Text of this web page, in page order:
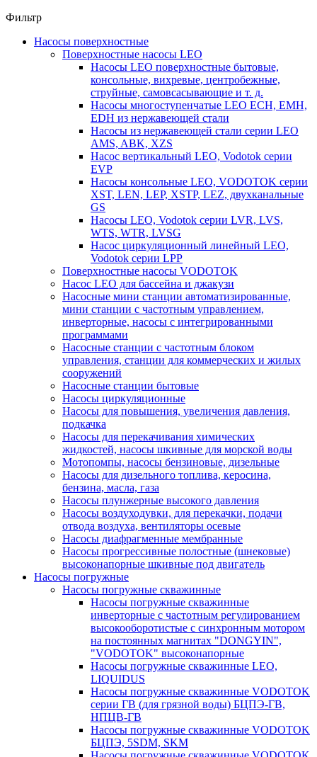
Фильтр
Насосы поверхностные
Поверхностные насосы LEO
Насосы LEO поверхностные бытовые,
консольные, вихревые, центробежные,
струйные, самовсасывающие и т. д.
Насосы многоступенчатые LEO ECH, EMH,
EDH из нержавеющей стали
Насосы из нержавеющей стали серии LEO
AMS, ABK, XZS
Насос вертикальный LEO, Vodotok серии
EVP
Насосы консольные LEO, VODOTOK серии
XST, LEN, LEP, XSTP, LEZ, двухканальные
GS
Насосы LEO, Vodotok серии LVR, LVS,
WTS, WTR, LVSG
Насос циркуляционный линейный LEO,
Vodotok серии LPP
Поверхностные насосы VODOTOK
Насос LEO для бассейна и джакузи
Насосные мини станции автоматизированные,
мини станции с частотным управлением,
инверторные, насосы с интегрированными
программами
Насосные станции с частотным блоком
управления, станции для коммерческих и жилых
сооружений
Насосные станции бытовые
Насосы циркуляционные
Насосы для повышения, увеличения давления,
подкачка
Насосы для перекачивания химических
жидкостей, насосы шкивные для морской воды
Мотопомпы, насосы бензиновые, дизельные
Насосы для дизельного топлива, керосина,
бензина, масла, газа
Насосы плунжерные высокого давления
Насосы воздуходувки, для перекачки, подачи
отвода воздуха, вентиляторы осевые
Насосы диафрагменные мембранные
Насосы прогрессивные полостные (шнековые)
высоконапорные шкивные под двигатель
Насосы погружные
Насосы погружные скважинные
Насосы погружные скважинные
инверторные с частотным регулированием
высокооборотистые с синхронным мотором
на постоянных магнитах "DONGYIN",
"VODOTOK" высоконапорные
Насосы погружные скважинные LEO,
LIQUIDUS
Насосы погружные скважинные VODOTOK
серии ГВ (для грязной воды) БЦПЭ-ГВ,
НПЦВ-ГВ
Насосы погружные скважинные VODOTOK
БЦПЭ, 5SDM, SKM